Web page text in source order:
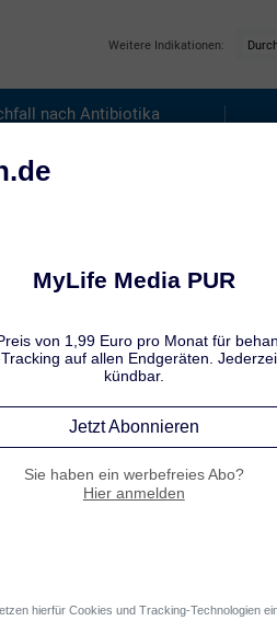
Weitere Indikationen:
nach Antibiotika